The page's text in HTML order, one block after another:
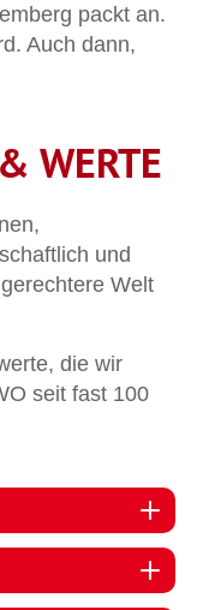
packt an.
Auch dann,
WERTE
und
Welt
die wir
seit fast 100